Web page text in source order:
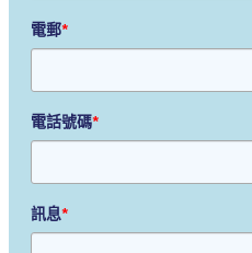
電郵*
電話號碼*
訊息*